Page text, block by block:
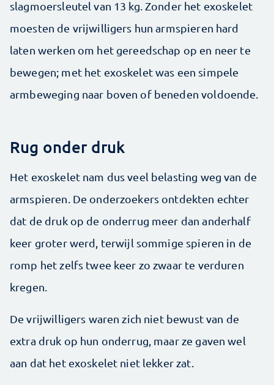
slagmoersleutel van 13 kg. Zonder het exoskelet
moesten de vrijwilligers hun armspieren hard
laten werken om het gereedschap op en neer te
bewegen; met het exoskelet was een simpele
armbeweging naar boven of beneden voldoende.
Rug onder druk
Het exoskelet nam dus veel belasting weg van de
armspieren. De onderzoekers ontdekten echter
dat de druk op de onderrug meer dan anderhalf
keer groter werd, terwijl sommige spieren in de
romp het zelfs twee keer zo zwaar te verduren
kregen.
De vrijwilligers waren zich niet bewust van de
extra druk op hun onderrug, maar ze gaven wel
aan dat het exoskelet niet lekker zat.